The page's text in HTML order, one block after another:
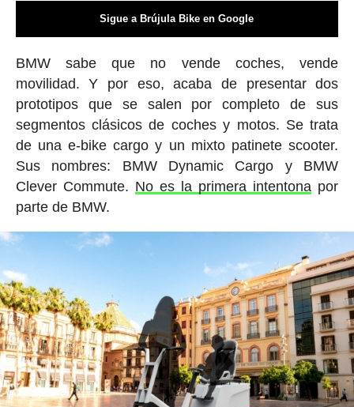
Sigue a Brújula Bike en Google
BMW sabe que no vende coches, vende
movilidad. Y por eso, acaba de presentar dos
prototipos que se salen por completo de sus
segmentos clásicos de coches y motos. Se trata
de una e-bike cargo y un mixto patinete scooter.
Sus nombres: BMW Dynamic Cargo y BMW
Clever Commute. No es la primera intentona por
parte de BMW.